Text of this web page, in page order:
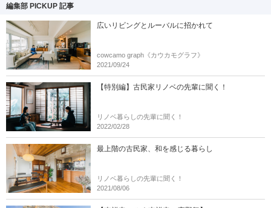
編集部 PICKUP 記事
広いリビングとルーバルに招かれて
cowcamo graph《カウカモグラフ》
2021/09/24
【特別編】古民家リノベの先輩に聞く！
リノベ暮らしの先輩に聞く！
2022/02/28
最上階の古民家、和を感じる暮らし
リノベ暮らしの先輩に聞く！
2021/08/06